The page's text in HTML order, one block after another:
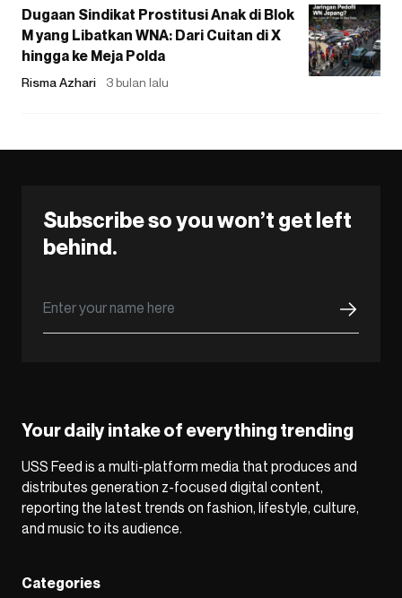
Dugaan Sindikat Prostitusi Anak di Blok
M yang Libatkan WNA: Dari Cuitan di X
hingga ke Meja Polda
Risma Azhari 3 bulan lalu
Subscribe so you won’t get left
behind.
Your daily intake of everything trending
USS Feed is a multi-platform media that produces and
distributes generation z-focused digital content,
reporting the latest trends on fashion, lifestyle, culture,
and music to its audience.
Categories